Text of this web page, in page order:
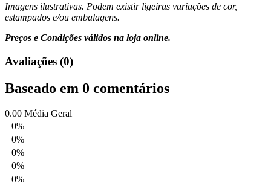
Imagens ilustrativas. Podem existir ligeiras variações de cor,
estampados e/ou embalagens.
Preços e Condições válidos na loja online.
Avaliações (0)
Baseado em 0 comentários
0.00 Média Geral
0%
0%
0%
0%
0%